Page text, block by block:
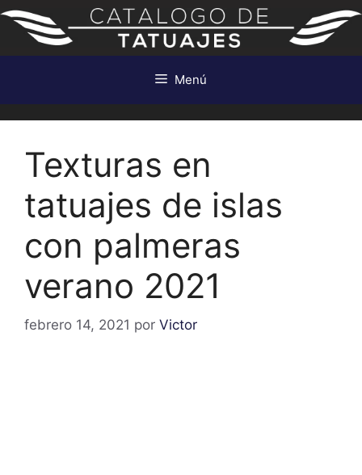
Saltar
contenido
Menú
Texturas en
tatuajes de islas
con palmeras
verano 2021
febrero 14, 2021 por Victor